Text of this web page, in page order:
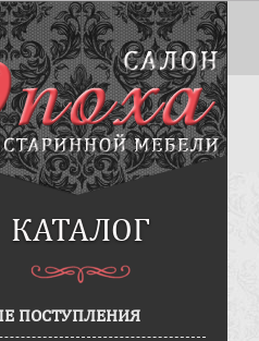
КАТАЛОГ
ПОСТУПЛЕНИЯ